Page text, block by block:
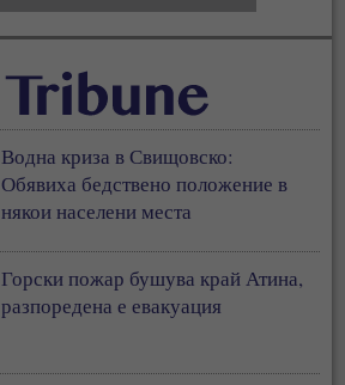
Водна криза в Свищовско:
Обявиха бедствено положение в
някои населени места
Горски пожар бушува край Атина,
разпоредена е евакуация